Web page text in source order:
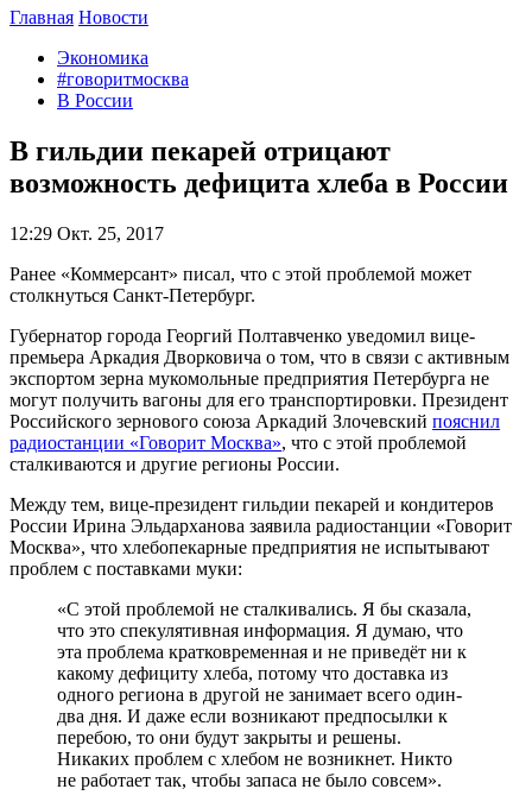
Главная Новости
Экономика
#говоритмосква
В России
В гильдии пекарей отрицают
возможность дефицита хлеба в России
12:29 Окт. 25, 2017
Ранее «Коммерсант» писал, что с этой проблемой может
столкнуться Санкт-Петербург.
Губернатор города Георгий Полтавченко уведомил вице-
премьера Аркадия Дворковича о том, что в связи с активным
экспортом зерна мукомольные предприятия Петербурга не
могут получить вагоны для его транспортировки. Президент
Российского зернового союза Аркадий Злочевский пояснил
радиостанции «Говорит Москва», что с этой проблемой
сталкиваются и другие регионы России.
Между тем, вице-президент гильдии пекарей и кондитеров
России Ирина Эльдарханова заявила радиостанции «Говорит
Москва», что хлебопекарные предприятия не испытывают
проблем с поставками муки:
«С этой проблемой не сталкивались. Я бы сказала,
что это спекулятивная информация. Я думаю, что
эта проблема кратковременная и не приведёт ни к
какому дефициту хлеба, потому что доставка из
одного региона в другой не занимает всего один-
два дня. И даже если возникают предпосылки к
перебою, то они будут закрыты и решены.
Никаких проблем с хлебом не возникнет. Никто
не работает так, чтобы запаса не было совсем».